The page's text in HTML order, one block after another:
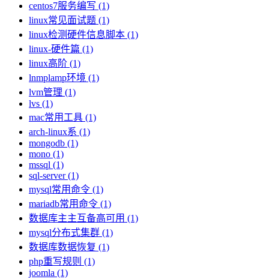
centos7服务编写 (1)
linux常见面试题 (1)
linux检测硬件信息脚本 (1)
linux-硬件篇 (1)
linux高阶 (1)
lnmplamp环境 (1)
lvm管理 (1)
lvs (1)
mac常用工具 (1)
arch-linux系 (1)
mongodb (1)
mono (1)
mssql (1)
sql-server (1)
mysql常用命令 (1)
mariadb常用命令 (1)
数据库主主互备高可用 (1)
mysql分布式集群 (1)
数据库数据恢复 (1)
php重写规则 (1)
joomla (1)